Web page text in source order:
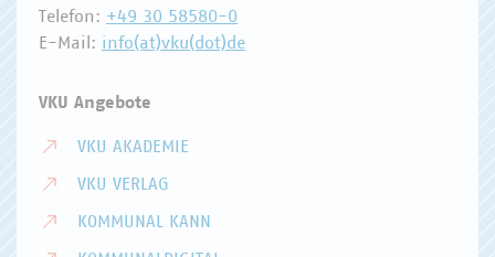
Telefon: +49 30 58580-0
E-Mail: info(at)vku(dot)de
VKU Angebote
VKU AKADEMIE
VKU VERLAG
KOMMUNAL KANN